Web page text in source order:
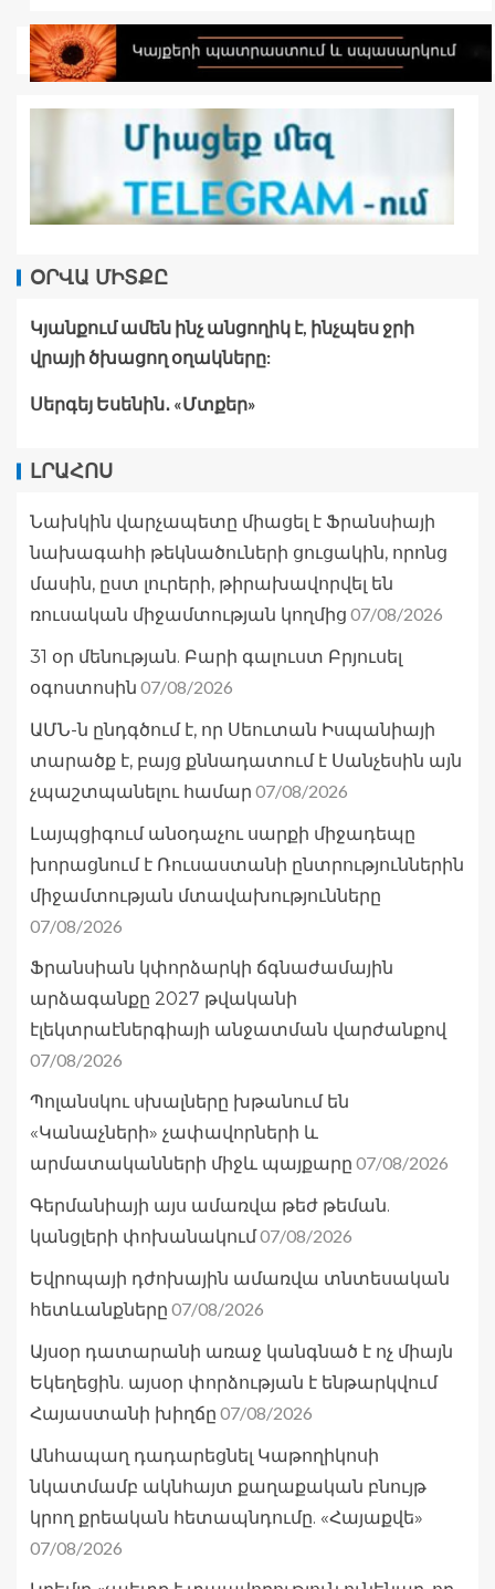
ՕՐՎԱ ՄԻՏՔԸ
Կյանքում ամեն ինչ անցողիկ է, ինչպես ջրի
վրայի ծխացող օղակները:
Սերգեյ Եսենին․ «Մտքեր»
ԼՐԱՀՈՍ
Նախկին վարչապետը միացել է Ֆրանսիայի
նախագահի թեկնածուների ցուցակին, որոնց
մասին, ըստ լուրերի, թիրախավորվել են
ռուսական միջամտության կողմից 07/08/2026
31 օր մենության. Բարի գալուստ Բրյուսել
օգոստոսին 07/08/2026
ԱՄՆ-ն ընդգծում է, որ Սեուտան Իսպանիայի
տարածք է, բայց քննադատում է Սանչեսին այն
չպաշտպանելու համար 07/08/2026
Լայպցիգում անօդաչու սարքի միջադեպը
խորացնում է Ռուսաստանի ընտրություններին
միջամտության մտավախությունները
07/08/2026
Ֆրանսիան կփորձարկի ճգնաժամային
արձագանքը 2027 թվականի
էլեկտրաէներգիայի անջատման վարժանքով
07/08/2026
Պոլանսկու սխալները խթանում են
«Կանաչների» չափավորների և
արմատականների միջև պայքարը 07/08/2026
Գերմանիայի այս ամառվա թեժ թեման.
կանցլերի փոխանակում07/08/2026
Եվրոպայի դժոխային ամառվա տնտեսական
հետևանքները 07/08/2026
Այսօր դատարանի առաջ կանգնած է ոչ միայն
Եկեղեցին. այսօր փորձության է ենթարկվում
Հայաստանի խիղճը 07/08/2026
Անհապաղ դադարեցնել Կաթողիկոսի
նկատմամբ ակնհայտ քաղաքական բնույթ
կրող քրեական հետապնդումը. «Հայաքվե»
07/08/2026